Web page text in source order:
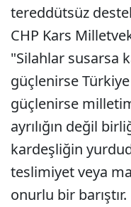
tereddütsüz
CHP Kars
"Silahlar susarsa
güçlenirse
güçlenirse
ayrılığın değil
kardeşliğin
teslimiyet veya
onurlu bir